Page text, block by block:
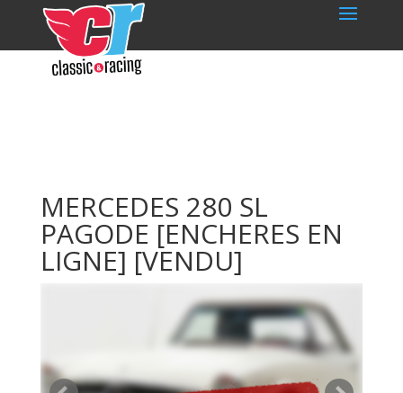
MERCEDES 280 SL
PAGODE [ENCHERES EN
LIGNE] [VENDU]